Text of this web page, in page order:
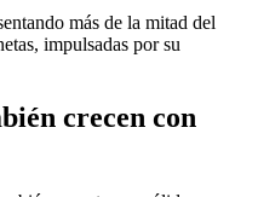
más de la mitad del
impulsadas por su
crecen con